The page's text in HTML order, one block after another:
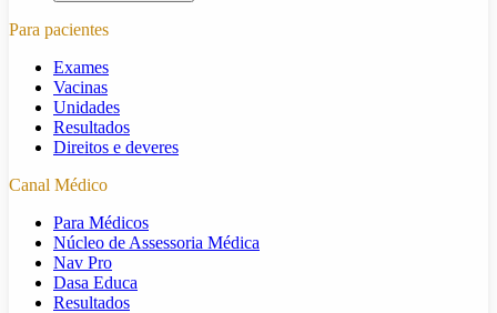
Para pacientes
Exames
Vacinas
Unidades
Resultados
Direitos e deveres
Canal Médico
Para Médicos
Núcleo de Assessoria Médica
Nav Pro
Dasa Educa
Resultados